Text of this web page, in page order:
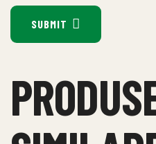
SUBMIT